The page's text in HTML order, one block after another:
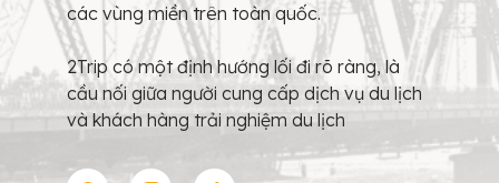
các vùng miền trên toàn quốc.
2Trip có một định hướng lối đi rõ ràng, là
cầu nối giữa người cung cấp dịch vụ du lịch
và khách hàng trải nghiệm du lịch